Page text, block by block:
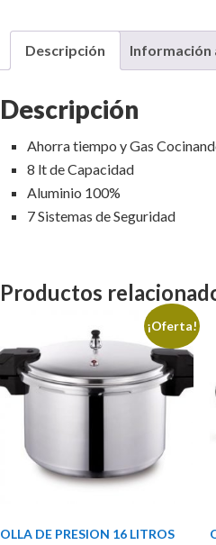
Descripción Información
Descripción
Ahorra tiempo y Gas
8 lt de Capacidad
Aluminio 100%
7 Sistemas de Seguridad
Productos
¡Oferta!
OLLA DE PRESION 16 LITROS